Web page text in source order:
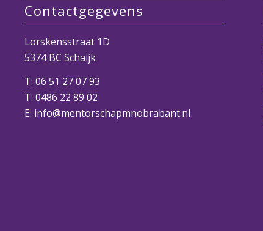
Contactgegevens
Lorskensstraat 1D
5374 BC Schaijk
T:06 51 27 07 93
T:0486 22 89 02
E: info@mentorschapmnobrabant.nl